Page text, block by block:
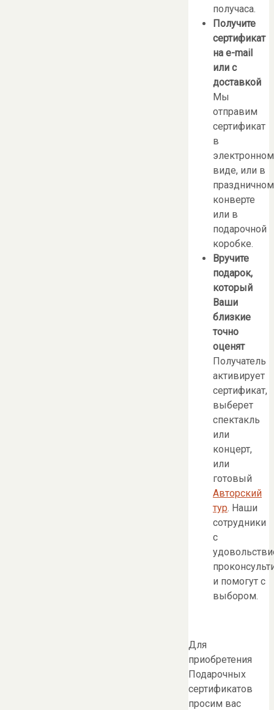
получаса.
Получите
сертификат
на e-mail
или с
доставкой
Мы
отправим
сертификат
в
электронном
виде, или в
праздничном
конверте
или в
подарочной
коробке.
Вручите
подарок,
который
Ваши
близкие
точно
оценят
Получатель
активирует
сертификат,
выберет
спектакль
или
концерт,
или
готовый
Авторский
тур. Наши
сотрудники
с
и помогут с
выбором.
Для
приобретения
Подарочных
сертификатов
просим вас